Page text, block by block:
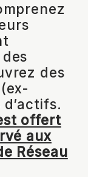
des
offert
aux
Réseau